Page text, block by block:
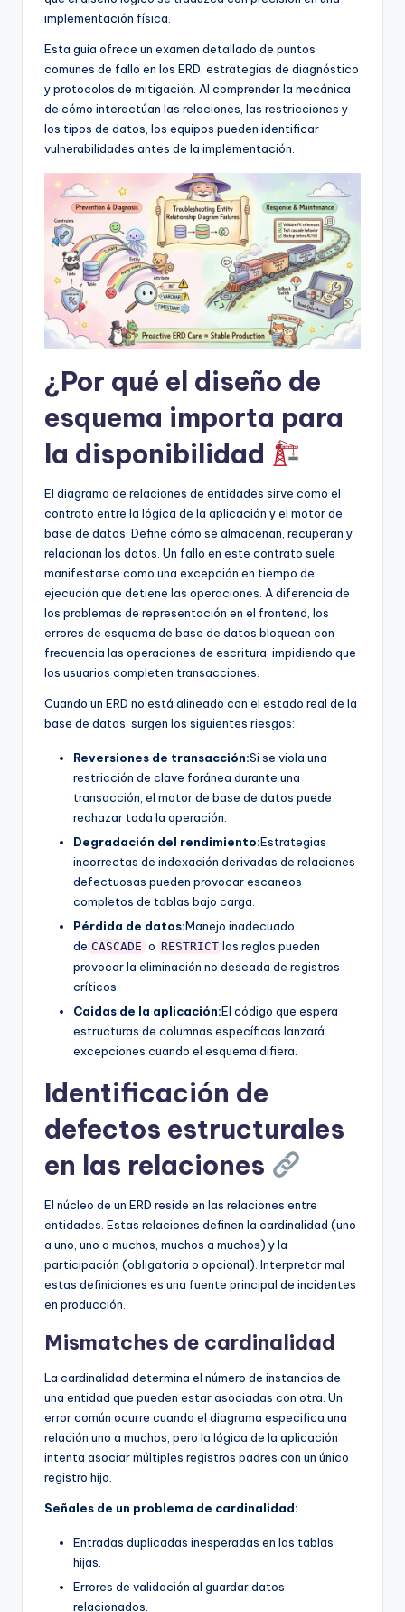
w
U
d
implementación física.
Esta guía ofrece un examen detallado de puntos
comunes de fallo en los ERD, estrategias de diagnóstico
y protocolos de mitigación. Al comprender la mecánica
de cómo interactúan las relaciones, las restricciones y
los tipos de datos, los equipos pueden identificar
vulnerabilidades antes de la implementación.
¿Por qué el diseño de
esquema importa para
la disponibilidad
El diagrama de relaciones de entidades sirve como el
contrato entre la lógica de la aplicación y el motor de
base de datos. Define cómo se almacenan, recuperan y
relacionan los datos. Un fallo en este contrato suele
manifestarse como una excepción en tiempo de
ejecución que detiene las operaciones. A diferencia de
los problemas de representación en el frontend, los
errores de esquema de base de datos bloquean con
frecuencia las operaciones de escritura, impidiendo que
los usuarios completen transacciones.
Cuando un ERD no está alineado con el estado real de la
base de datos, surgen los siguientes riesgos:
Reversiones de transacción:Si se viola una
restricción de clave foránea durante una
transacción, el motor de base de datos puede
rechazar toda la operación.
Degradación del rendimiento:Estrategias
incorrectas de indexación derivadas de relaciones
defectuosas pueden provocar escaneos
completos de tablas bajo carga.
Pérdida de datos:Manejo inadecuado
de CASCADE o RESTRICT las reglas pueden
provocar la eliminación no deseada de registros
críticos.
Caidas de la aplicación:El código que espera
estructuras de columnas específicas lanzará
excepciones cuando el esquema difiera.
Identificación de
defectos estructurales
en las relaciones
El núcleo de un ERD reside en las relaciones entre
entidades. Estas relaciones definen la cardinalidad (uno
a uno, uno a muchos, muchos a muchos) y la
participación (obligatoria o opcional). Interpretar mal
estas definiciones es una fuente principal de incidentes
en producción.
Mismatches de cardinalidad
La cardinalidad determina el número de instancias de
una entidad que pueden estar asociadas con otra. Un
error común ocurre cuando el diagrama especifica una
relación uno a muchos, pero la lógica de la aplicación
intenta asociar múltiples registros padres con un único
registro hijo.
Señales de un problema de cardinalidad:
Entradas duplicadas inesperadas en las tablas
hijas.
Errores de validación al guardar datos
relacionados.